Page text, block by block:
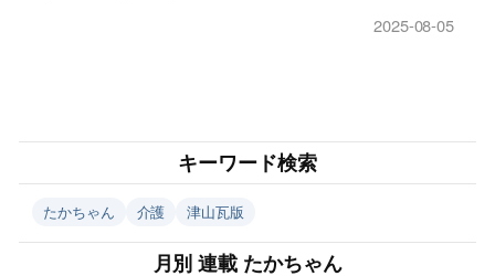
2025-08-05
キーワード検索
たかちゃん 介護 津山瓦版
月別 連載 たかちゃん